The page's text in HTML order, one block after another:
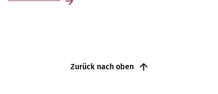
Zurück nach oben